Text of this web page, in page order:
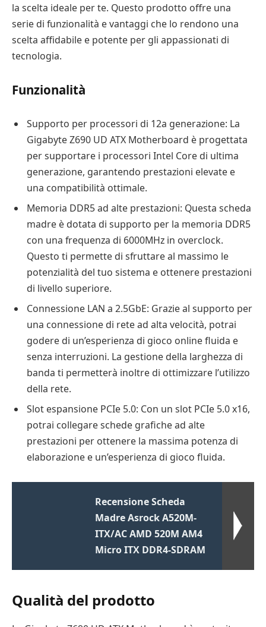
la scelta ideale per te. Questo prodotto offre una
serie di funzionalità e vantaggi che lo rendono una
scelta affidabile e potente per gli appassionati di
tecnologia.
Funzionalità
Supporto per processori di 12a generazione: La
Gigabyte Z690 UD ATX Motherboard è progettata
per supportare i processori Intel Core di ultima
generazione, garantendo prestazioni elevate e
una compatibilità ottimale.
Memoria DDR5 ad alte prestazioni: Questa scheda
madre è dotata di supporto per la memoria DDR5
con una frequenza di 6000MHz in overclock.
Questo ti permette di sfruttare al massimo le
potenzialità del tuo sistema e ottenere prestazioni
di livello superiore.
Connessione LAN a 2.5GbE: Grazie al supporto per
una connessione di rete ad alta velocità, potrai
godere di un’esperienza di gioco online fluida e
senza interruzioni. La gestione della larghezza di
banda ti permetterà inoltre di ottimizzare l’utilizzo
della rete.
Slot espansione PCIe 5.0: Con un slot PCIe 5.0 x16,
potrai collegare schede grafiche ad alte
prestazioni per ottenere la massima potenza di
elaborazione e un’esperienza di gioco fluida.
Recensione Scheda
Madre Asrock A520M-
ITX/AC AMD 520M AM4
Micro ITX DDR4-SDRAM
Qualità del prodotto